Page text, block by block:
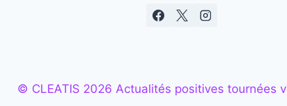
© CLEATIS 2026 Actualités positives tournées